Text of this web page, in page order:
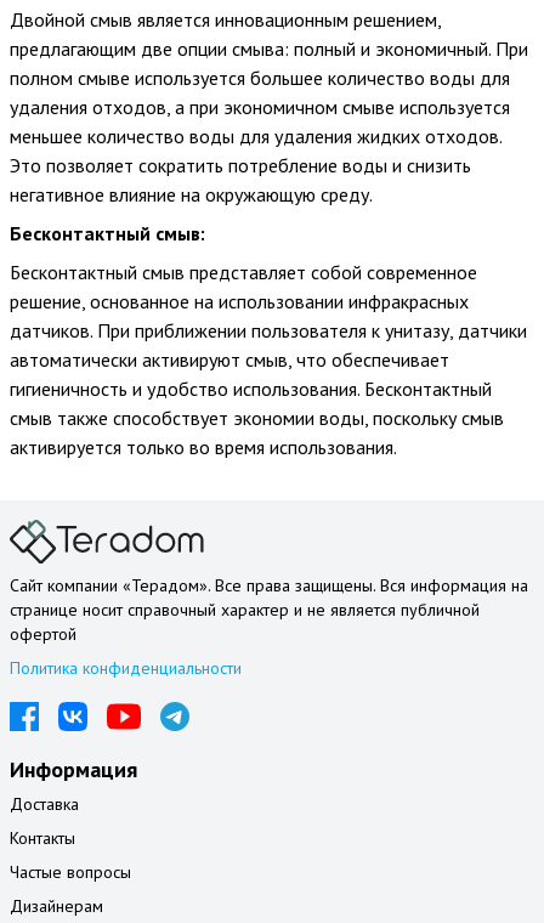
Двойной смыв является инновационным решением,
предлагающим две опции смыва: полный и экономичный. При
полном смыве используется большее количество воды для
удаления отходов, а при экономичном смыве используется
меньшее количество воды для удаления жидких отходов.
Это позволяет сократить потребление воды и снизить
негативное влияние на окружающую среду.
Бесконтактный смыв:
Бесконтактный смыв представляет собой современное
решение, основанное на использовании инфракрасных
датчиков. При приближении пользователя к унитазу, датчики
автоматически активируют смыв, что обеспечивает
гигиеничность и удобство использования. Бесконтактный
смыв также способствует экономии воды, поскольку смыв
активируется только во время использования.
Сайт компании «Терадом». Все права защищены. Вся информация на
странице носит справочный характер и не является публичной
офертой
Политика конфиденциальности
Информация
Доставка
Контакты
Частые вопросы
Дизайнерам